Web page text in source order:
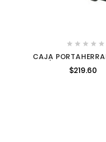
    
CAJA
PLÁSTICA CON
METÁLICOS Y TAPA
$219.60